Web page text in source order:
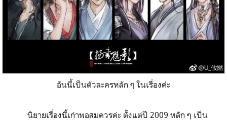
อันนี้เป็นตัวละครหลัก ๆ ในเรื่องค่ะ
นิยายเรื่องนี้เก่าพอสมควรค่ะ ตั้งแต่ปี 2009 หลัก ๆ เป็น